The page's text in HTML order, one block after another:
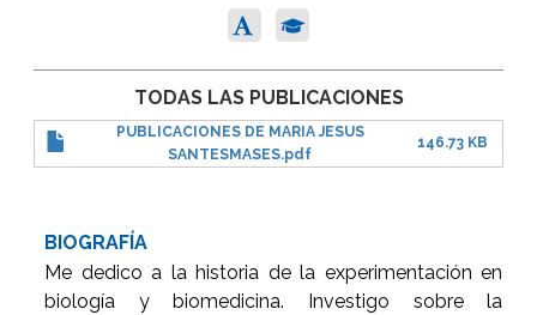
TODAS LAS PUBLICACIONES
PUBLICACIONES DE MARIA JESUS
SANTESMASES.pdf
146.73 KB
BIOGRAFÍA
Me dedico a la historia de la experimentación en
biología y biomedicina. Investigo sobre la